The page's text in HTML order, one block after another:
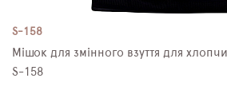
S-158
Мішок для змінного взуття для
S-158